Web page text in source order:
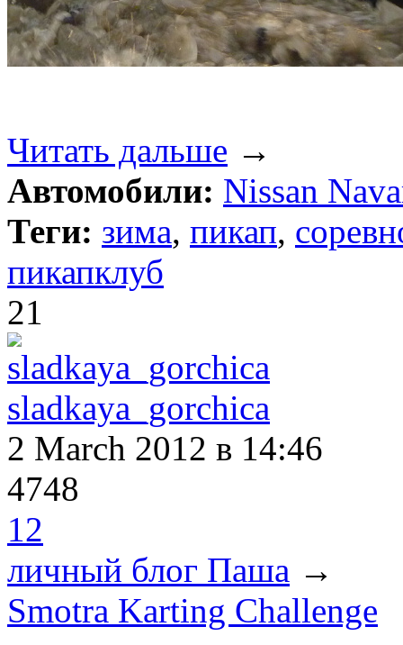
Читать дальше →
Автомобили: Nissan
Теги: зима, пикап,
пикапклуб
21
sladkaya_gorchica
2 March 2012 в 14:46
4748
12
личный блог Паша →
Smotra Karting Challenge